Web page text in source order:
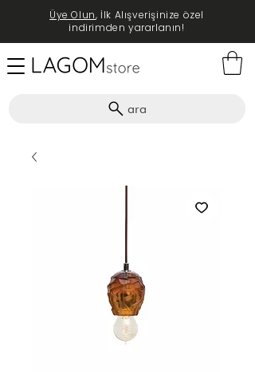
ara
Üye Olun, İlk Alışverişinize özel
indirimden yararlanın!